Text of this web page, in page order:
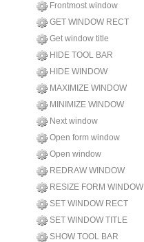
Frontmost window
GET WINDOW RECT
Get window title
HIDE TOOL BAR
HIDE WINDOW
MAXIMIZE WINDOW
MINIMIZE WINDOW
Next window
Open form window
Open window
REDRAW WINDOW
RESIZE FORM WINDOW
SET WINDOW RECT
SET WINDOW TITLE
SHOW TOOL BAR